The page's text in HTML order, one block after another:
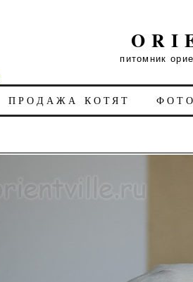
питомник
ПРОДАЖА КОТЯТ